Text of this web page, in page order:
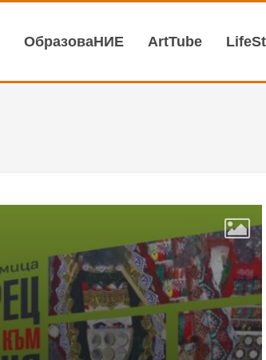
ОбразоваНИЕ АrtTube